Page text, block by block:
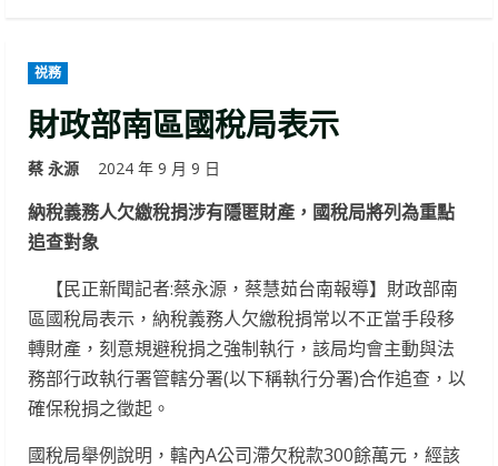
祱務
財政部南區國稅局表示
蔡 永源 2024 年 9 月 9 日
納稅義務人欠繳稅捐涉有隱匿財產，國稅局將列為重點
追查對象
【民正新聞記者:蔡永源，蔡慧茹台南報導】財政部南
區國稅局表示，納稅義務人欠繳稅捐常以不正當手段移
轉財產，刻意規避稅捐之強制執行，該局均會主動與法
務部行政執行署管轄分署(以下稱執行分署)合作追查，以
確保稅捐之徵起。
國稅局舉例說明，轄內A公司滯欠稅款300餘萬元，經該